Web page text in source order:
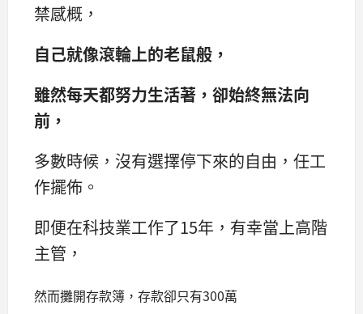
禁感概，
自己就像滾輪上的老鼠般，
雖然每天都努力生活著，卻始終無法向
前，
多數時候，沒有選擇停下來的自由，任工
作擺佈。
即便在科技業工作了15年，有幸當上高階
主管，
然而攤開存款簿，存款卻只有300萬